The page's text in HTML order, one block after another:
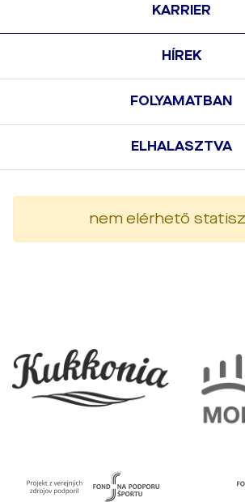
KARRIER
HÍREK
FOLYAMATBAN
ELHALASZTVA
nem elérhető